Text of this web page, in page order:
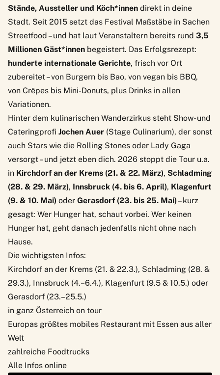
Stände, Aussteller und Köch*innen direkt in deine
Stadt. Seit 2015 setzt das Festival Maßstäbe in Sachen
Streetfood – und hat laut Veranstaltern bereits rund 3,5
Millionen Gäst*innen begeistert. Das Erfolgsrezept:
hunderte internationale Gerichte, frisch vor Ort
zubereitet – von Burgern bis Bao, von vegan bis BBQ,
von Crêpes bis Mini-Donuts, plus Drinks in allen
Variationen.
Hinter dem kulinarischen Wanderzirkus steht Show- und
Cateringprofi Jochen Auer (Stage Culinarium), der sonst
auch Stars wie die Rolling Stones oder Lady Gaga
versorgt – und jetzt eben dich. 2026 stoppt die Tour u.a.
in Kirchdorf an der Krems (21. & 22. März), Schladming
(28. & 29. März), Innsbruck (4. bis 6. April), Klagenfurt
(9. & 10. Mai) oder Gerasdorf (23. bis 25. Mai) – kurz
gesagt: Wer Hunger hat, schaut vorbei. Wer keinen
Hunger hat, geht danach jedenfalls nicht ohne nach
Hause.
Die wichtigsten Infos:
Kirchdorf an der Krems (21. & 22.3.), Schladming (28. &
29.3.), Innsbruck (4.–6.4.), Klagenfurt (9.5 & 10.5.) oder
Gerasdorf (23.–25.5.)
in ganz Österreich on tour
Europas größtes mobiles Restaurant mit Essen aus aller
Welt
zahlreiche Foodtrucks
Alle Infos online